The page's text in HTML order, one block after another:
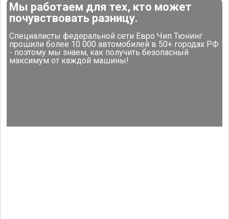
Мы работаем для тех, кто может
почувствовать разницу.
Специалисты федеральной сети Евро Чип Тюнинг
прошили более 10 000 автомобилей в 50+ городах РФ
- поэтому мы знаем, как получить безопасный
максимум от каждой машины!